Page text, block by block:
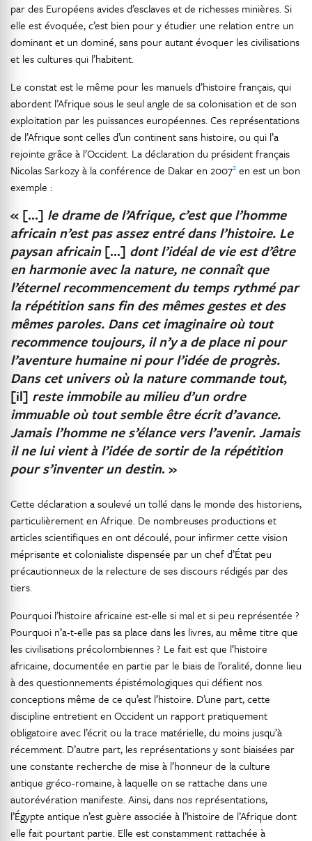
par des Européens avides d’esclaves et de richesses minières. Si
elle est évoquée, c’est bien pour y étudier une relation entre un
dominant et un dominé, sans pour autant évoquer les civilisations
et les cultures qui l’habitent.
Le constat est le même pour les manuels d’histoire français, qui
abordent l’Afrique sous le seul angle de sa colonisation et de son
exploitation par les puissances européennes. Ces représentations
de l’Afrique sont celles d’un continent sans histoire, ou qui l’a
rejointe grâce à l’Occident. La déclaration du président français
Nicolas Sarkozy à la conférence de Dakar en 20072 en est un bon
exemple :
« […] le drame de l’Afrique, c’est que l’homme
africain n’est pas assez entré dans l’histoire. Le
paysan africain[…] dont l’idéal de vie est d’être
en harmonie avec la nature, ne connaît que
l’éternel recommencement du temps rythmé par
la répétition sans fin des mêmes gestes et des
mêmes paroles. Dans cet imaginaire où tout
recommence toujours, il n’y a de place ni pour
l’aventure humaine ni pour l’idée de progrès.
Dans cet univers où la nature commande tout,
[il] reste immobile au milieu d’un ordre
immuable où tout semble être écrit d’avance.
Jamais l’homme ne s’élance vers l’avenir. Jamais
il ne lui vient à l’idée de sortir de la répétition
pour s’inventer un destin. »
Cette déclaration a soulevé un tollé dans le monde des historiens,
particulièrement en Afrique. De nombreuses productions et
articles scientifiques en ont découlé, pour infirmer cette vision
méprisante et colonialiste dispensée par un chef d’État peu
précautionneux de la relecture de ses discours rédigés par des
tiers.
Pourquoi l’histoire africaine est-elle si mal et si peu représentée ?
Pourquoi n’a-t-elle pas sa place dans les livres, au même titre que
les civilisations précolombiennes ? Le fait est que l’histoire
africaine, documentée en partie par le biais de l’oralité, donne lieu
à des questionnements épistémologiques qui défient nos
conceptions même de ce qu’est l’histoire. D’une part, cette
discipline entretient en Occident un rapport pratiquement
obligatoire avec l’écrit ou la trace matérielle, du moins jusqu’à
récemment. D’autre part, les représentations y sont biaisées par
une constante recherche de mise à l’honneur de la culture
antique gréco-romaine, à laquelle on se rattache dans une
autorévération manifeste. Ainsi, dans nos représentations,
l’Égypte antique n’est guère associée à l’histoire de l’Afrique dont
elle fait pourtant partie. Elle est constamment rattachée à